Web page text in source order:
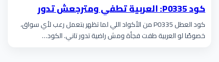
كود P0335: العربية تطفي ومترجعش تدور
كود العطل P0335 من الأكواد اللي لما تظهر بتعمل رعب لأي سواق،
خصوصًا لو العربية طفت فجأة ومش راضية تدور تاني. الكود…